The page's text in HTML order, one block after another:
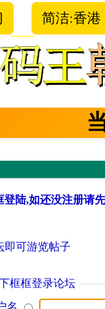
简洁:香港
陆,如还没注册请
即可游览帖子
框框登录论坛
名